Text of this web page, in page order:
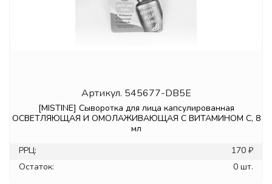
Артикул. 545677-DB5E
[MISTINE] Сыворотка для лица капсулированная
ОСВЕТЛЯЮЩАЯ И ОМОЛАЖИВАЮЩАЯ С ВИТАМИНОМ С, 8
мл
РРЦ:
170 ₽
Остаток:
0 шт.